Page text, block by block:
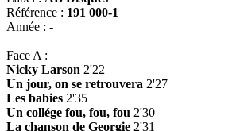
Référence : 191 000-1
Année : -
Face A :
Nicky Larson 2'22
Un jour, on se retrouvera 2'27
Les babies 2'35
Un collége fou, fou, fou 2'30
La chanson de Georgie 2'31